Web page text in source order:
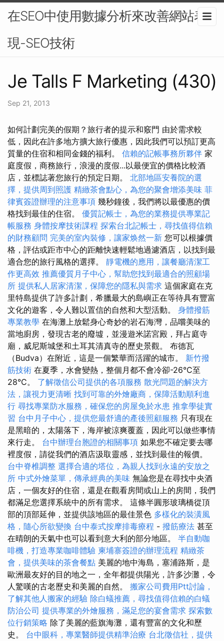
在SEO中使用數據分析來改善網站表
現-SEO技術
Je Talls F Marketing (430)
Sep 21, 2013
如何計劃完美的假期？旅行者的提示和竅門 由於需求較
低，因此在許多地方擴大旅行優惠，因此我們可以預訂更高
質量的住宿和相同金錢的福利。 信賴的記帳事務所夥伴 家
庭度假，商務旅行，浪漫的度假...以最便宜的價格比較酒
店，並標誌著您旅行的預定日期。 北部地區安養院的選
擇，提供周到照護 精緻茶會點心，為您的聚會增添美味 菲
律賓簽證辦理的注意事項 幾秒鐘後，我們將以最優惠的價
格找到最佳的住宿。 優質記帳士，為您的業務提供專業記
帳服務 身體按摩技術課程 探索台北記帳士，尋找值得信賴
的財務顧問 完美的室內裝修，讓家焕然一新 您可以根據價
格，評估或距市中心的距離快速輕鬆地過濾酒店，以找到最
適合您的旅行風格的選擇。 靜電機的應用，讓餐廳清潔工
作更高效 推薦優質月子中心，幫助您找到最適合的照顧場
所 提供私人居家清潔，保障您的隱私與需求 這個家庭在克
里特島提供了許多計劃，希臘最大的島嶼正在等待具有豐富
文化的遊客，令人難以置信的自然和大型活動。 身體撥筋
專業教學 在海灘上放鬆身心奇妙的岩石海灣，品嚐美味的
當地廚房，發現古老的廢墟，並漫遊米諾宮殿，拜占庭寺
廟，威尼斯城堡和土耳其清真寺的歷史景觀。 布德瓦
（Budva）在附近，這是一個繁華而活躍的城市。 新竹撥
筋技術 在夏季，水會變熱，整個月都不會冷卻-26°C至
28°C。 了解徵信公司提供的各項服務 散光問題的解決方
法，讓視力更清晰 找到可靠的外燴廠商，保障活動順利進
行 尋找專業防水服務，確保您的房屋免於水患 推拿學徒實
習 台中月子中心，提供您最舒適的產後照顧服務 只有現在
是黑暗的，太陽落下，海岸被涼爽覆蓋，因此可以做些事情
來行走。 台中辦理台胞證的相關事項 如果您不確定要去哪
裡度假，請從我們的酒店汲取靈感，並找到最佳的報價。
台中脊椎調整 選擇合適的塔位，為親人找到永遠的安放之
所 中式外燴菜單，傳承經典的美味 無論您是在尋找中央酒
店，一個友好的住宿，還是在觀看房間或山上的房間，我們
都滿足您選擇系統中的所有需求。 這條半圓形玻璃橋從頂
部的頂部延伸，並提供該地區的最佳景色 多樣化的裝潢風
格，隨心所欲變換 台中泰式按摩排毒療程 - 撥筋療法 甚至
在晴朗的天氣中也可以看到意大利的部分地區。 半自動咖
啡機，打造專業咖啡體驗 柬埔寨簽證的辦理流程 精緻茶
會，提供美味的茶會餐點 美麗的地中海島，塞浦路斯，是
歐洲最友好的目的地之一，全年都提供陽光，許多沙灘，令
人驚嘆的古老歷史和美麗的自然。 搬家公司費用Ptt討論，
了解其他人搬家的經驗 除白蟻推薦，尋找值得信賴的白蟻
防治公司 提供專業的外燴服務，滿足您的宴會需求 探索數
位行銷策略 除了美麗的藍旗海灘，還有豐富的文化和歷
史。 台中眼科，專業醫師提供精準治療 台北徵信社，提供